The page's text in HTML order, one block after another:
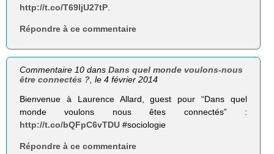
http://t.co/T69ljU27tP
Répondre à ce commentaire
Commentaire 10 dansDans quel monde voulons-nous
être connectés ? , le 4 février 2014
Bienvenue à Laurence Allard, guest pour “Dans quel
monde voulons nous êtes connectés” :
http://t.co/bQFpC6vTDU #sociologie
Répondre à ce commentaire